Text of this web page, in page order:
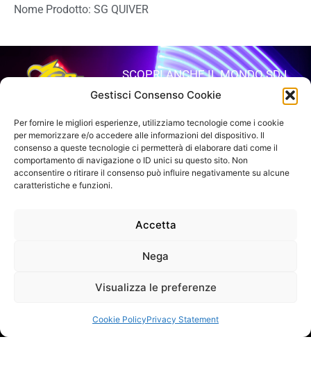
Gestisci Consenso Cookie
Per fornire le migliori esperienze, utilizziamo tecnologie come i cookie
per memorizzare e/o accedere alle informazioni del dispositivo. Il
consenso a queste tecnologie ci permetterà di elaborare dati come il
comportamento di navigazione o ID unici su questo sito. Non
acconsentire o ritirare il consenso può influire negativamente su alcune
caratteristiche e funzioni.
Accetta
Nega
Visualizza le preferenze
Cookie PolicyPrivacy Statement
Nome Prodotto: SG QUIVER
SCOPRI ANCHE IL MONDO SDJ
SAGITTER | Proel S.p.A.
VUOI RIMANERE AGGIORNATO?
Iscriviti alla newsletter